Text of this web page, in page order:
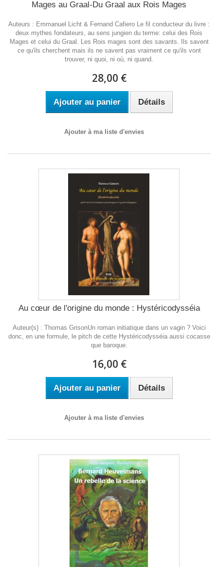
Mages au Graal-Du Graal aux Rois Mages
Auteurs : Emmanuel Licht & Fernand Cafiero Le fil conducteur du livre :
deux mythes fondateurs, au sens jungien du terme: celui des Rois
Mages et celui du Graal. Les Rois mages sont des savants. Ils savent
ce qu'ils cherchent mais ils ne savent pas vraiment ce qu'ils vont
trouver, ni quoi, ni où, ni quand.
28,00 €
Ajouter au panier Détails
Ajouter à ma liste d'envies
Au cœur de l'origine du monde : Hystéricodysséia
Auteur(s) : Thomas GrisonUn roman initiatique dans un vagin ? Voici
donc, en une formule, le pitch de cette Hystéricodysséia aussi cocasse
que baroque.
16,00 €
Ajouter au panier Détails
Ajouter à ma liste d'envies